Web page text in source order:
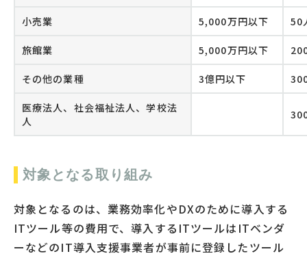
小売業 5,000万円以下 50
旅館業 5,000万円以下
その他の業種 3億円以下
医療法人、社会福祉法人、学校法
人
対象となる取り組み
対象となるのは、業務効率化やDXのために導入する
ITツール等の費用で、導入するITツールはITベンダ
ーなどのIT導入支援事業者が事前に登録したツール